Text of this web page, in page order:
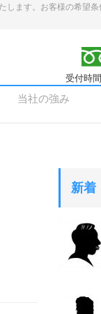
ます。お客様の希望
受付時
当社の強み
新着